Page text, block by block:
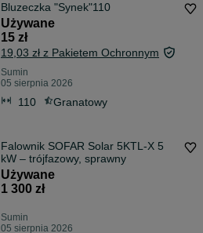
Bluzeczka "Synek"110
Używane
15 zł
19,03 zł z Pakietem Ochronnym
Sumin
05 sierpnia 2026
110 Granatowy
Falownik SOFAR Solar 5KTL-X 5
kW – trójfazowy, sprawny
Używane
1 300 zł
Sumin
05 sierpnia 2026